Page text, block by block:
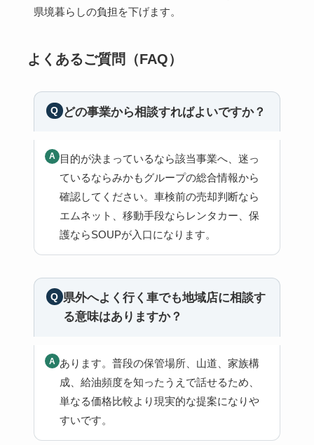
県境暮らしの負担を下げます。
よくあるご質問（FAQ）
どの事業から相談すればよいですか？
目的が決まっているなら該当事業へ、迷っ
ているならみかもグループの総合情報から
確認してください。車検前の売却判断なら
エムネット、移動手段ならレンタカー、保
護ならSOUPが入口になります。
県外へよく行く車でも地域店に相談す
る意味はありますか？
あります。普段の保管場所、山道、家族構
成、給油頻度を知ったうえで話せるため、
単なる価格比較より現実的な提案になりや
すいです。